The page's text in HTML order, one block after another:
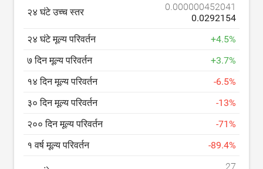
२४ घंटे उच्च स्तर
0.000000452041
0.0292154
२४ घंटे मूल्य परिवर्तन
+4.5%
७ दिन मूल्य परिवर्तन
+3.7%
१४ दिन मूल्य परिवर्तन
-6.5%
३० दिन मूल्य परिवर्तन
-13%
२०० दिन मूल्य परिवर्तन
-71%
१ वर्ष मूल्य परिवर्तन
-89.4%
27